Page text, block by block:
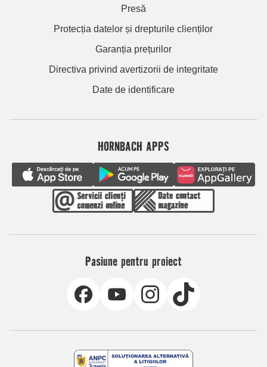
Presă
Protecția datelor și drepturile clienților
Garanția prețurilor
Directiva privind avertizorii de integritate
Date de identificare
HORNBACH APPS
Pasiune pentru proiect